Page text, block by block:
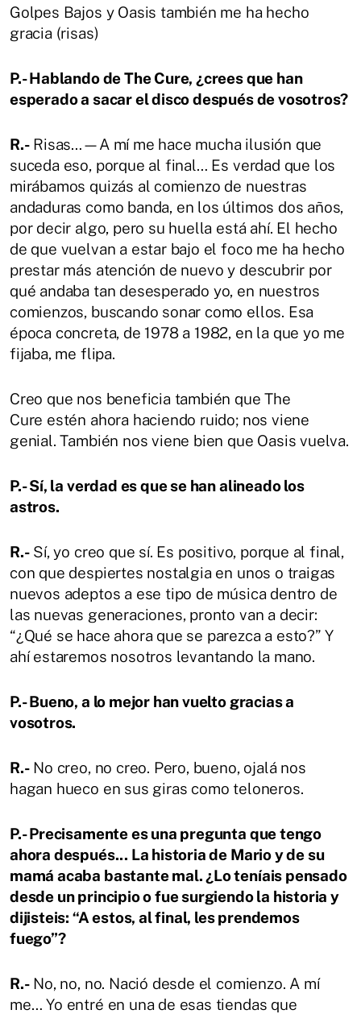
Golpes Bajos y Oasis también me ha hecho
gracia (risas)
P.- Hablando de The Cure, ¿crees que han
esperado a sacar el disco después de vosotros?
R.-Risas…—A mí me hace mucha ilusión que
suceda eso, porque al final… Es verdad que los
mirábamos quizás al comienzo de nuestras
andaduras como banda, en los últimos dos años,
por decir algo, pero su huella está ahí. El hecho
de que vuelvan a estar bajo el foco me ha hecho
prestar más atención de nuevo y descubrir por
qué andaba tan desesperado yo, en nuestros
comienzos, buscando sonar como ellos. Esa
época concreta, de 1978 a 1982, en la que yo me
fijaba, me flipa.
Creo que nos beneficia también que The
Cure estén ahora haciendo ruido; nos viene
genial. También nos viene bien que Oasis vuelva.
P.- Sí, la verdad es que se han alineado los
astros.
R.-Sí, yo creo que sí. Es positivo, porque al final,
con que despiertes nostalgia en unos o traigas
nuevos adeptos a ese tipo de música dentro de
las nuevas generaciones, pronto van a decir:
“¿Qué se hace ahora que se parezca a esto?” Y
ahí estaremos nosotros levantando la mano.
P.- Bueno, a lo mejor han vuelto gracias a
vosotros.
R.-No creo, no creo. Pero, bueno, ojalá nos
hagan hueco en sus giras como teloneros.
P.- Precisamente es una pregunta que tengo
ahora después... La historia de Mario y de su
mamá acaba bastante mal. ¿Lo teníais pensado
desde un principio o fue surgiendo la historia y
dijisteis: “A estos, al final, les prendemos
fuego”?
R.-No, no, no. Nació desde el comienzo. A mí
me… Yo entré en una de esas tiendas que